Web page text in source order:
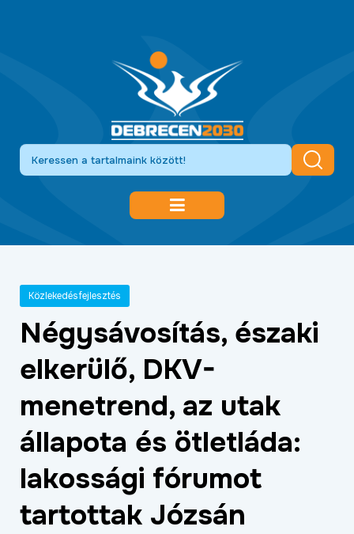
KÖZLEKEDÉSFEJLESZTÉS
KULTÚRA
ÉLETMINŐSÉG
OKTATÁS
PROJEKTEK
ÖSSZES PROJEKT
Közlekedésfejlesztés
Négysávosítás, északi
elkerülő, DKV-
menetrend, az utak
állapota és ötletláda:
lakossági fórumot
tartottak Józsán